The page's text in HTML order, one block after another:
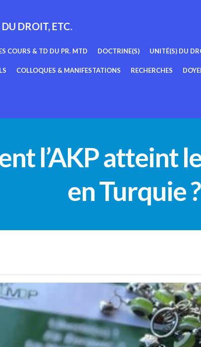
DROIT, ETC.
COURS & TD DU PR. MTD DOCTRINE(S) UNITÉ(S) DU
COLLOQUES & MANIFESTATIONS RECHERCHES
l’AKP atteint
en Turquie